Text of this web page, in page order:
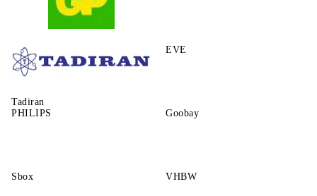
Tadiran
EVE
PHILIPS Goobay
Sbox VHBW